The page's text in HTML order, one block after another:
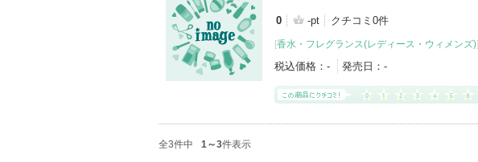
0 -pt クチコミ0件
[香水・フレグランス(レディース・ウィメンズ)]
税込価格： - 発売日： -
全3件中 1～3件表示